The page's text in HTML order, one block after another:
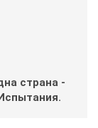
cтpaнa -